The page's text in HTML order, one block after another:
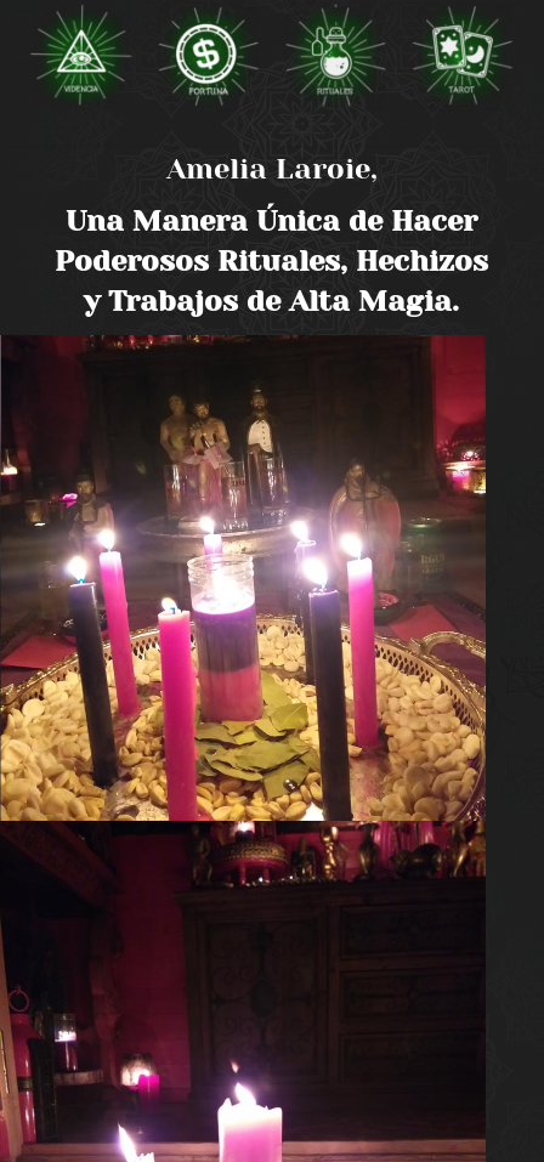
Amelia Laroie,
Una Manera Única de Hacer
Poderosos Rituales, Hechizos
y Trabajos de Alta Magia.